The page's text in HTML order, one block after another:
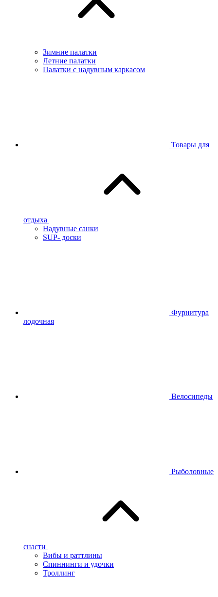
Зимние палатки
Летние палатки
Палатки с надувным каркасом
Товары для
отдыха
Надувные санки
SUP- доски
Фурнитура
лодочная
Велосипеды
Рыболовные
снасти
Вибы и раттлины
Спиннинги и удочки
Троллинг